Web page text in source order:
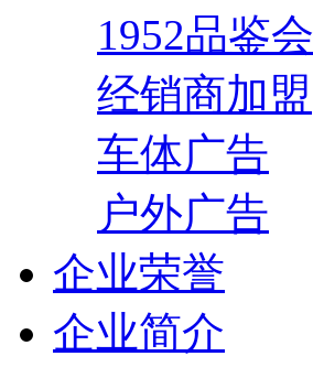
1952品鉴会
经销商加盟
车体广告
户外广告
企业荣誉
企业简介